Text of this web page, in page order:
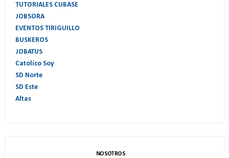
TUTORIALES CUBASE
JOBSORA
EVENTOS TIRIGUILLO
BUSKEROS
JOBATUS
Catolico Soy
SD Norte
SD Este
Altas
NOSOTROS